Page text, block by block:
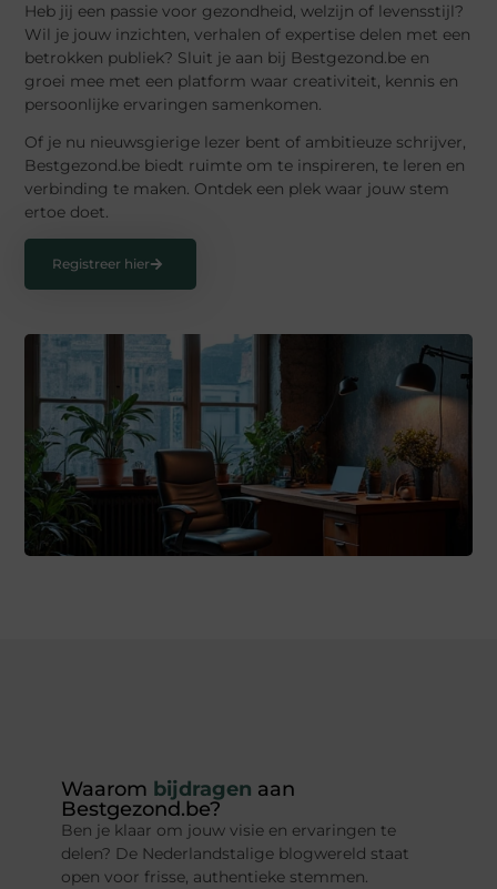
Heb jij een passie voor gezondheid, welzijn of levensstijl?
Wil je jouw inzichten, verhalen of expertise delen met een
betrokken publiek? Sluit je aan bij Bestgezond.be en
groei mee met een platform waar creativiteit, kennis en
persoonlijke ervaringen samenkomen.
Of je nu nieuwsgierige lezer bent of ambitieuze schrijver,
Bestgezond.be biedt ruimte om te inspireren, te leren en
verbinding te maken. Ontdek een plek waar jouw stem
ertoe doet.
Registreer hier
Waarom bijdragen aan
Bestgezond.be?
Ben je klaar om jouw visie en ervaringen te
delen? De Nederlandstalige blogwereld staat
open voor frisse, authentieke stemmen.